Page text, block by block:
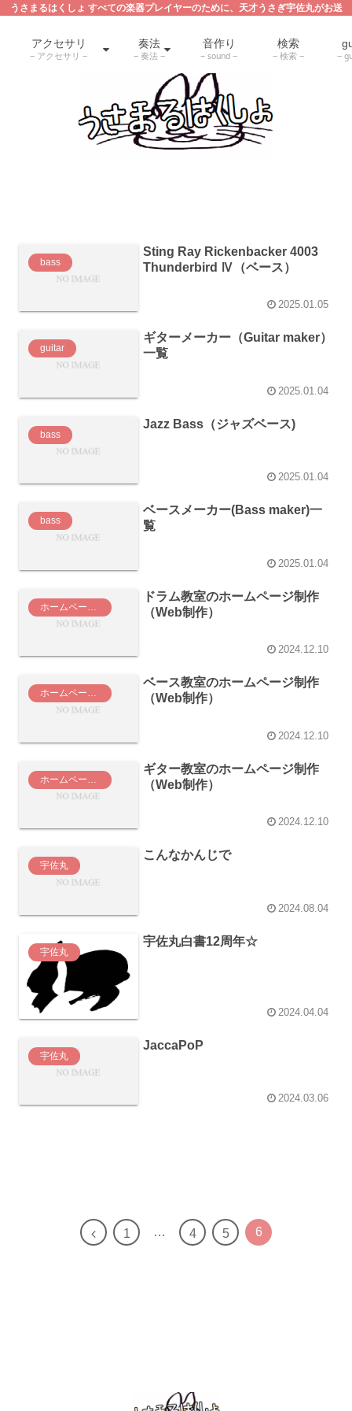
うさまるはくしょ すべての楽器プレイヤーのために、天才うさぎ宇佐丸がお送
アクセサリ
アクセサリ
奏法
奏法
音作り
sound
検索
検索
bass
Sting Ray Rickenbacker 4003
Thunderbird Ⅳ（ベース）
2025.01.05
guitar
ギターメーカー（Guitar maker）
一覧
2025.01.04
bass
Jazz Bass（ジャズベース)
2025.01.04
bass
ベースメーカー(Bass maker)一
覧
2025.01.04
ドラム教室のホームページ制作
（Web制作）
2024.12.10
ホームページ制作・Web制作
ベース教室のホームページ制作
（Web制作）
2024.12.10
ギター教室のホームページ制作
（Web制作）
2024.12.10
宇佐丸
こんなかんじで
2024.08.04
宇佐丸
宇佐丸白書12周年☆
2024.04.04
宇佐丸
JaccaPoP
2024.03.06
前
1 … 4 5 6